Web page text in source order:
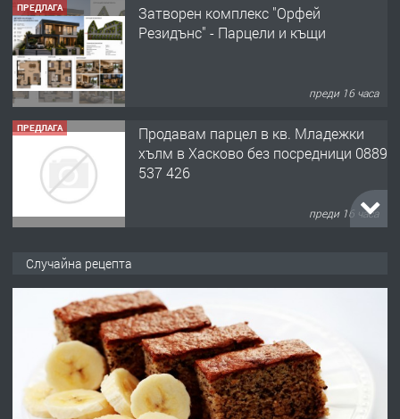
ПРЕДЛАГА
Затворен комплекс "Орфей
Резидънс" - Парцели и къщи
преди 16 часа
ПРЕДЛАГА
Продавам парцел в кв. Младежки
хълм в Хасково без посредници 0889
537 426
преди 16 часа
Под НАЕМ двустаен Орфей
Случайна рецепта